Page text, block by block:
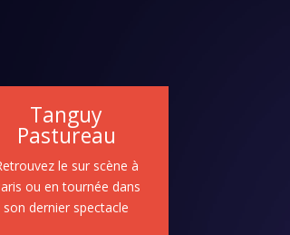
Tanguy
Pastureau
le sur scène à
ou en tournée dans
son dernier spectacle